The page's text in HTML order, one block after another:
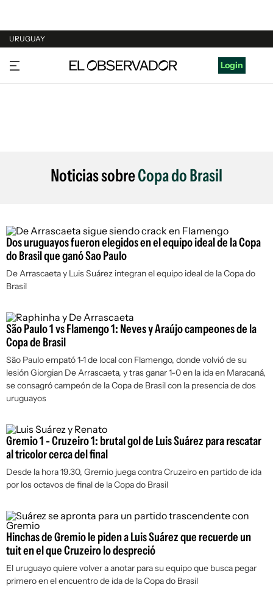
URUGUAY
URUGUAY
ARGENTINA
Login
Noticias sobreCopa do Brasil
Dos uruguayos fueron elegidos en el equipo ideal de la Copa
do Brasil que ganó Sao Paulo
De Arrascaeta y Luis Suárez integran el equipo ideal de la Copa do
Brasil
São Paulo 1 vs Flamengo 1: Neves y Araújo campeones de la
Copa de Brasil
São Paulo empató 1-1 de local con Flamengo, donde volvió de su
lesión Giorgian De Arrascaeta, y tras ganar 1-0 en la ida en Maracaná,
se consagró campeón de la Copa de Brasil con la presencia de dos
uruguayos
Gremio 1 - Cruzeiro 1: brutal gol de Luis Suárez para rescatar
al tricolor cerca del final
Desde la hora 19.30, Gremio juega contra Cruzeiro en partido de ida
por los octavos de final de la Copa do Brasil
Hinchas de Gremio le piden a Luis Suárez que recuerde un
tuit en el que Cruzeiro lo despreció
El uruguayo quiere volver a anotar para su equipo que busca pegar
primero en el encuentro de ida de la Copa do Brasil